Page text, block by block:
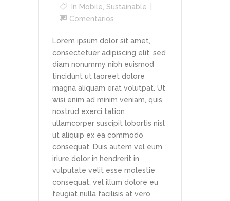
In Mobile, Sustainable
Comentarios
Lorem ipsum dolor sit amet,
consectetuer adipiscing elit, sed
diam nonummy nibh euismod
tincidunt ut laoreet dolore
magna aliquam erat volutpat. Ut
wisi enim ad minim veniam, quis
nostrud exerci tation
ullamcorper suscipit lobortis nisl
ut aliquip ex ea commodo
consequat. Duis autem vel eum
iriure dolor in hendrerit in
vulputate velit esse molestie
consequat, vel illum dolore eu
feugiat nulla facilisis at vero